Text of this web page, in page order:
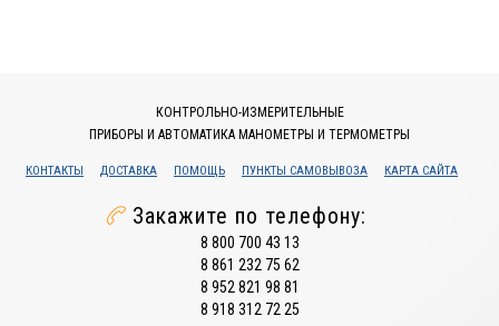
КОНТРОЛЬНО-ИЗМЕРИТЕЛЬНЫЕ
ПРИБОРЫ И АВТОМАТИКА МАНОМЕТРЫ И ТЕРМОМЕТРЫ
КОНТАКТЫ ДОСТАВКА ПОМОЩЬ ПУНКТЫ САМОВЫВОЗА КАРТА САЙТА
Закажите по телефону:
8 800 700 43 13
8 861 232 75 62
8 952 821 98 81
8 918 312 72 25